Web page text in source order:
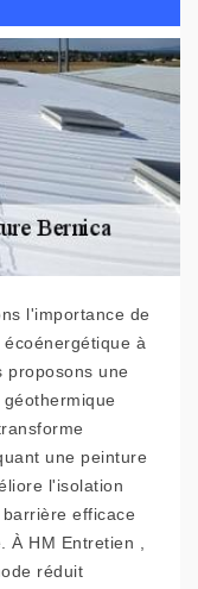
l'importance de
à
proposons une
une peinture
l'isolation
efficace
HM Entretien ,
réduit